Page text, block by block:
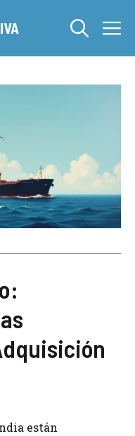
están